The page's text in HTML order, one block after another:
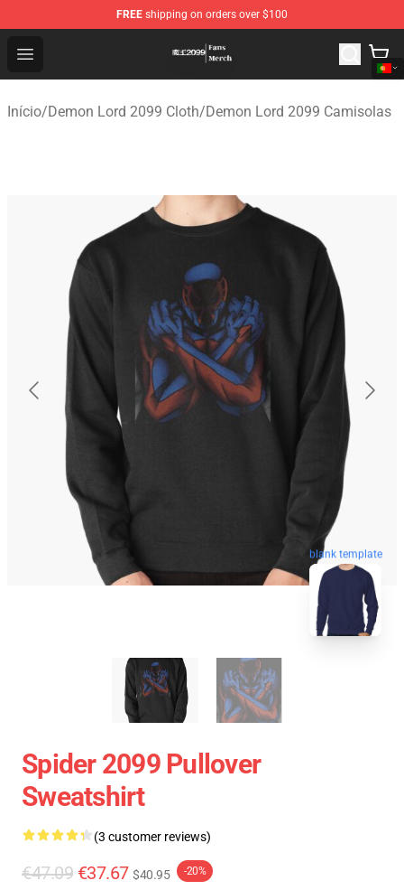
FREE shipping on orders over $100
Open menu
Demon Lord 2099 Store - Official Demon Lord 2099
Início/Demon Lord 2099 Cloth/Demon Lord 2099 Camisolas
blank template
Spider 2099 Pullover
Sweatshirt
(3 customer reviews)
€47.09 €37.67 $40.95 -20%